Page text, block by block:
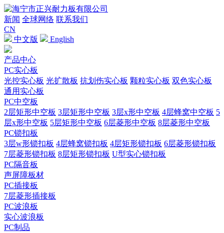
新闻 全球网络 联系我们
CN
中文版
English
产品中心
PC实心板
光控实心板 光扩散板 抗划伤实心板 颗粒实心板 双色实心板
通用实心板
PC中空板
2层矩形中空板 3层矩形中空板 3层x形中空板 4层蜂窝中空板 5
层x形中空板 5层矩形中空板 6层菱形中空板 8层菱形中空板
PC锁扣板
3层w形锁扣板 4层蜂窝锁扣板 4层矩形锁扣板 6层菱形锁扣板
7层菱形锁扣板 8层矩形锁扣板 U型实心锁扣板
PC隔音板
声屏障板材
PC插接板
7层菱形插接板
PC波浪板
实心波浪板
PC制品